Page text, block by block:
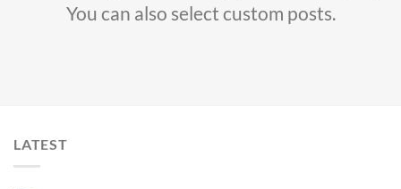
You can also select custom posts.
LATEST